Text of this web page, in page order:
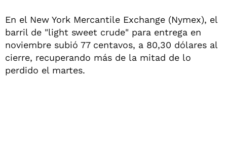
En el New York Mercantile Exchange (Nymex), el
barril de "light sweet crude" para entrega en
noviembre subió 77 centavos, a 80,30 dólares al
cierre, recuperando más de la mitad de lo
perdido el martes.